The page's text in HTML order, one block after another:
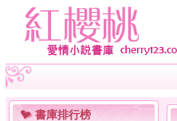
書庫排行榜